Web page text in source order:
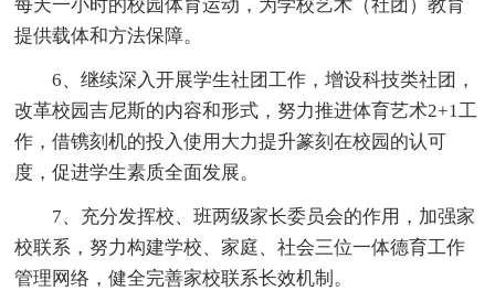
每天一小时的校园体育运动，为学校艺术（社团）教育
提供载体和方法保障。
6、继续深入开展学生社团工作，增设科技类社团，
改革校园吉尼斯的内容和形式，努力推进体育艺术2+1工
作，借镌刻机的投入使用大力提升篆刻在校园的认可
度，促进学生素质全面发展。
7、充分发挥校、班两级家长委员会的作用，加强家
校联系，努力构建学校、家庭、社会三位一体德育工作
管理网络，健全完善家校联系长效机制。